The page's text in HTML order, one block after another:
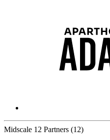
Midscale 12 Partners (12)